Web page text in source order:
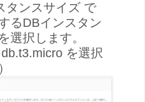
タンスサイズ で
るDBインスタン
選択します。
db.t3.micro を選択